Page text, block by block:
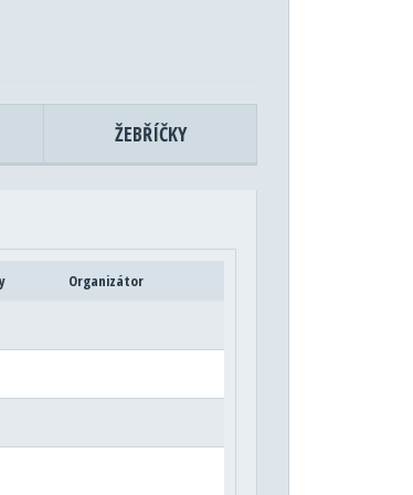
ŽEBŘÍČKY
Organizátor